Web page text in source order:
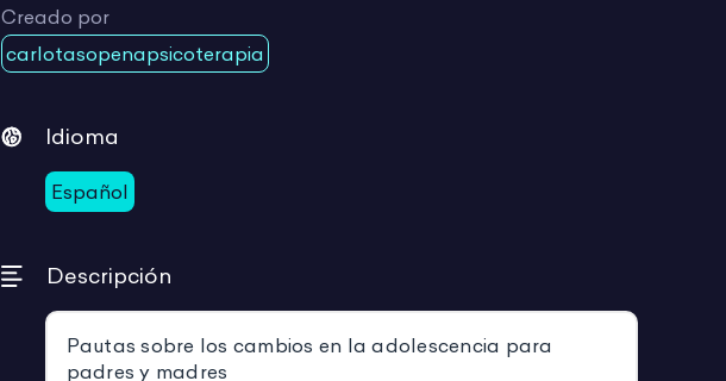
Creado por
carlotasopenapsicoterapia
Idioma
Español
Descripción
Pautas sobre los cambios en la adolescencia para
padres y madres